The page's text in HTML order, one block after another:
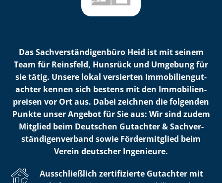
Das Sach­ver­stän­di­gen­bü­ro Heid ist mit seinem
Team für Reinsfeld, Hunsrück und Umgebung für
sie tätig. Unsere lokal versierten Im­mo­bi­li­en­gut­
ach­ter kennen sich bestens mit den Im­mo­bi­li­en­
prei­sen vor Ort aus. Dabei zeichnen die folgenden
Punkte unser Angebot für Sie aus: Wir sind zudem
Mitglied beim Deutschen Gutachter & Sach­ver­
stän­di­gen­ver­band sowie Fördermitglied beim
Verein deutscher Ingenieure.
Ausschließlich zertifizierte Gutachter mit